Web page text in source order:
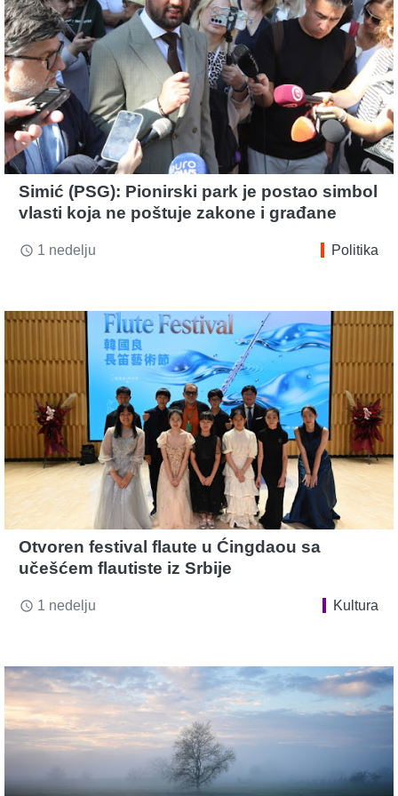
Simić (PSG): Pionirski park je postao simbol
vlasti koja ne poštuje zakone i građane
access_time 1 nedelju Politika
Otvoren festival flaute u Ćingdaou sa
učešćem flautiste iz Srbije
access_time 1 nedelju Kultura